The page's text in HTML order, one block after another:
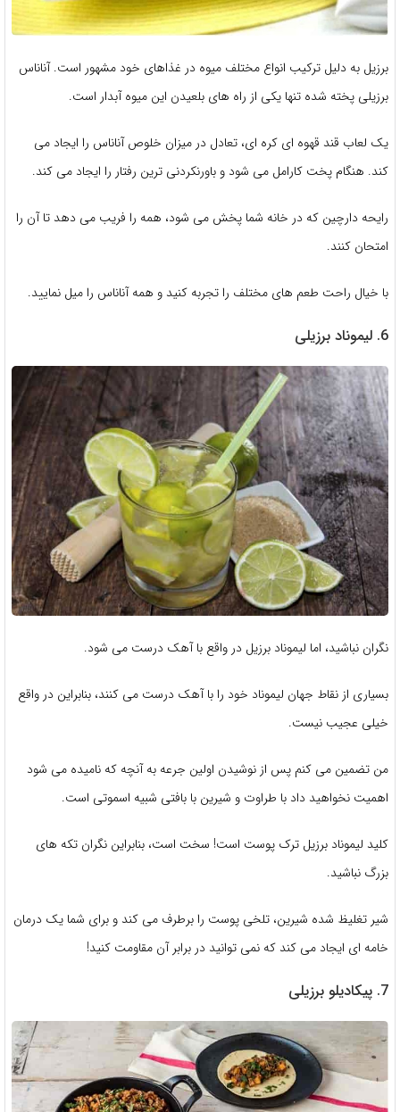
برزیل به دلیل ترکیب انواع مختلف میوه در غذاهای خود مشهور است. آناناس
برزیلی پخته شده تنها یکی از راه های بلعیدن این میوه آبدار است.
یک لعاب قند قهوه ای کره ای، تعادل در میزان خلوص آناناس را ایجاد می
کند. هنگام پخت کارامل می شود و باورنکردنی ترین رفتار را ایجاد می کند.
رایحه دارچین که در خانه شما پخش می شود، همه را فریب می دهد تا آن را
امتحان کنند.
با خیال راحت طعم های مختلف را تجربه کنید و همه آناناس را میل نمایید.
6. لیموناد برزیلی
نگران نباشید، اما لیموناد برزیل در واقع با آهک درست می شود.
بسیاری از نقاط جهان لیموناد خود را با آهک درست می کنند، بنابراین در واقع
خیلی عجیب نیست.
من تضمین می کنم پس از نوشیدن اولین جرعه به آنچه که نامیده می شود
اهمیت نخواهید داد با طراوت و شیرین با بافتی شبیه اسموتی است.
کلید لیموناد برزیل ترک پوست است! سخت است، بنابراین نگران تکه های
بزرگ نباشید.
شیر تغلیظ شده شیرین، تلخی پوست را برطرف می کند و برای شما یک درمان
خامه ای ایجاد می کند که نمی توانید در برابر آن مقاومت کنید!
7. پیکادیلو برزیلی